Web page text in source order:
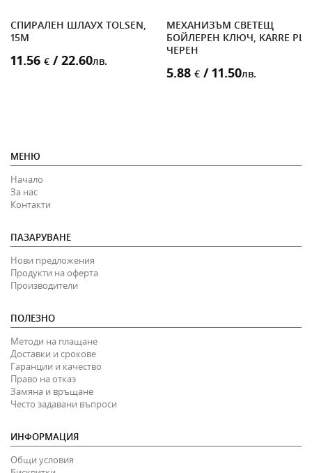
СПИРАЛЕН ШЛАУХ TOLSEN,
15M
11.56 € / 22.60лв.
МЕХАНИЗЪМ СВЕТЕЩ
БОЙЛЕРЕН КЛЮЧ, KARRE
ЧЕРЕН
5.88 € / 11.50лв.
МЕНЮ
Начало
За нас
Контакти
ПАЗАРУВАНЕ
Нови предложения
Продукти на оферта
Производители
ПОЛЕЗНО
Методи на плащане
Доставки и срокове
Гаранции и качество
Право на отказ
Замяна и връщане
Често задавани въпроси
ИНФОРМАЦИЯ
Общи условия